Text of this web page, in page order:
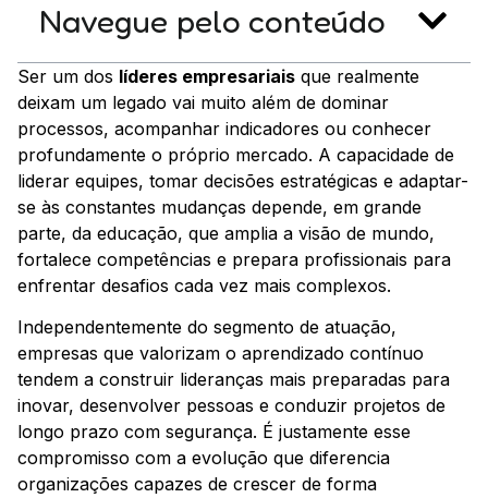
Navegue pelo conteúdo
Ser um dos líderes empresariais que realmente
deixam um legado vai muito além de dominar
processos, acompanhar indicadores ou conhecer
profundamente o próprio mercado. A capacidade de
liderar equipes, tomar decisões estratégicas e adaptar-
se às constantes mudanças depende, em grande
parte, da educação, que amplia a visão de mundo,
fortalece competências e prepara profissionais para
enfrentar desafios cada vez mais complexos.
Independentemente do segmento de atuação,
empresas que valorizam o aprendizado contínuo
tendem a construir lideranças mais preparadas para
inovar, desenvolver pessoas e conduzir projetos de
longo prazo com segurança. É justamente esse
compromisso com a evolução que diferencia
organizações capazes de crescer de forma